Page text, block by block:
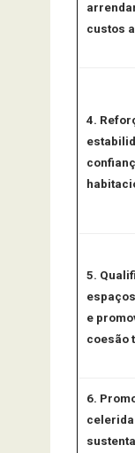
custos
4.
5.
e
coesão
6.